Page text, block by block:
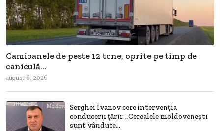
Camioanele de peste 12 tone, oprite pe timp de
caniculă...
august 6, 2026
Serghei Ivanov cere intervenția
conducerii țării: „Cerealele moldovenești
sunt vândute...